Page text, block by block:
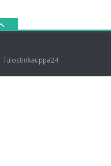
Tulostinkauppa24